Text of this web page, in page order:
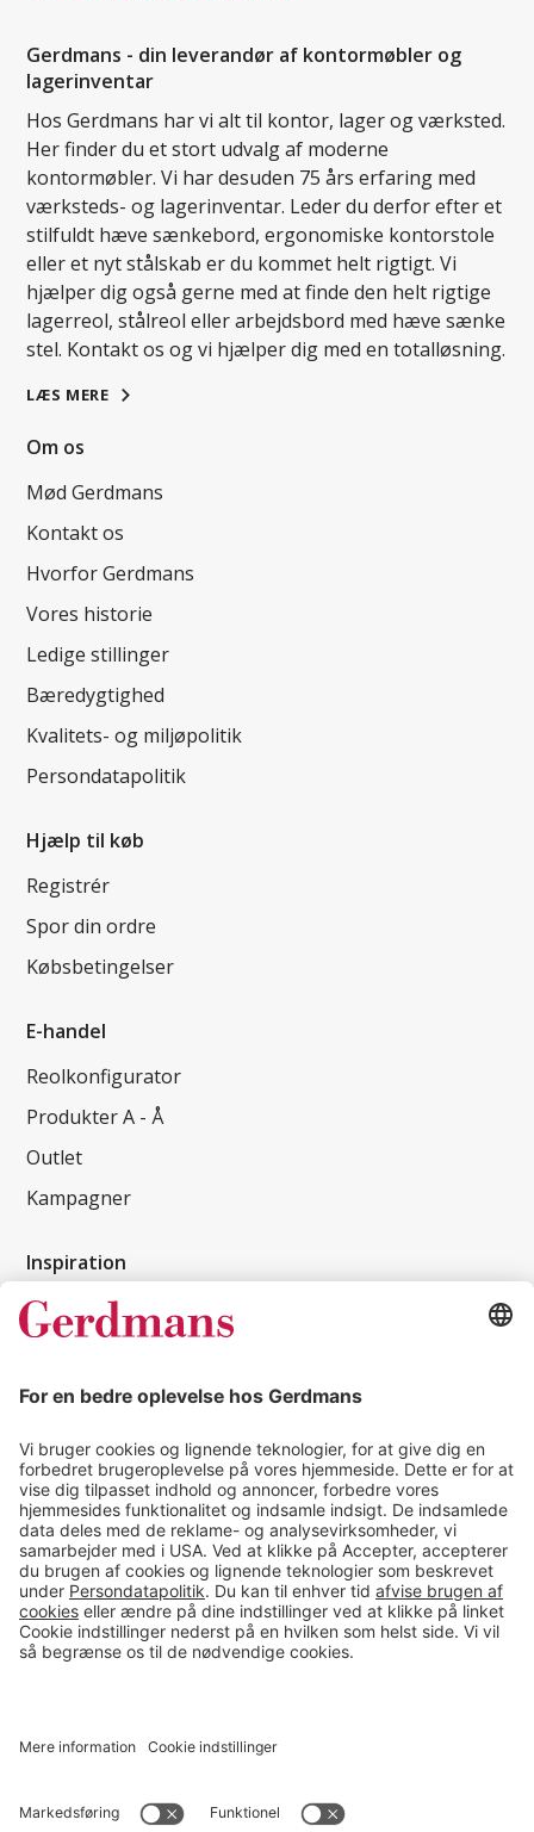
Gerdmans - din leverandør af kontormøbler og
lagerinventar
Hos Gerdmans har vi alt til kontor, lager og værksted.
Her finder du et stort udvalg af moderne
kontormøbler. Vi har desuden 75 års erfaring med
værksteds- og lagerinventar. Leder du derfor efter et
stilfuldt hæve sænkebord, ergonomiske kontorstole
eller et nyt stålskab er du kommet helt rigtigt. Vi
hjælper dig også gerne med at finde den helt rigtige
lagerreol, stålreol eller arbejdsbord med hæve sænke
stel. Kontakt os og vi hjælper dig med en totalløsning.
LÆS MERE
Om os
Mød Gerdmans
Kontakt os
Hvorfor Gerdmans
Vores historie
Ledige stillinger
Bæredygtighed
Kvalitets- og miljøpolitik
Persondatapolitik
Hjælp til køb
Registrér
Spor din ordre
Købsbetingelser
E-handel
Reolkonfigurator
Produkter A - Å
Outlet
Kampagner
Inspiration
Kundereferencer
Tips & guides
Kontakt
salg@gerdmans.dk
49 18 07 07
Salgsafdeling åbningstider
08.00-16.00
© 2026 Gerdmans Kontor- & Lagerudstyr A/S Alle priser er ekskl.
Cookie indstillinger